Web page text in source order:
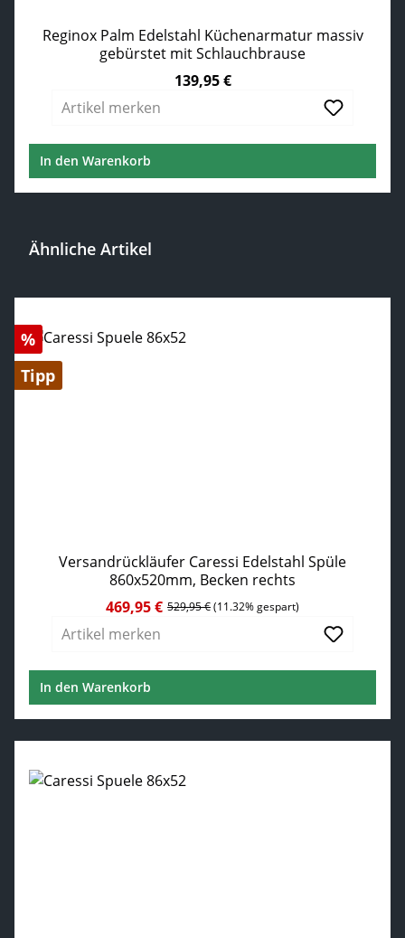
Reginox Palm Edelstahl Küchenarmatur massiv
gebürstet mit Schlauchbrause
139,95 €
Artikel merken
In den Warenkorb
Ähnliche Artikel
Rabatt
%
Tipp
Versandrückläufer Caressi Edelstahl Spüle
860x520mm, Becken rechts
Verkaufspreis:
469,95 € Regulärer Preis:
529,95 €(11.32% gespart)
Artikel merken
In den Warenkorb